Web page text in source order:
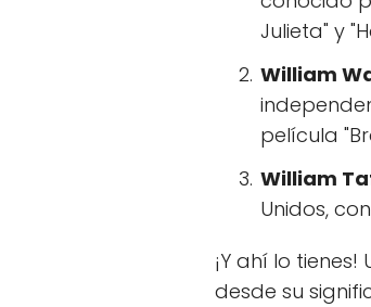
Julieta" y
William
película
William
Unidos,
¡Y ahí lo
desde su